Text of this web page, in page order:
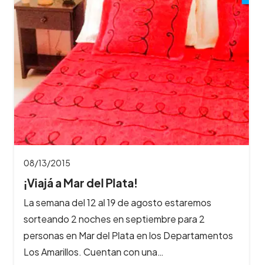
08/13/2015
¡Viajá a Mar del Plata!
La semana del 12 al 19 de agosto estaremos
sorteando 2 noches en septiembre para 2
personas en Mar del Plata en los Departamentos
Los Amarillos. Cuentan con una…